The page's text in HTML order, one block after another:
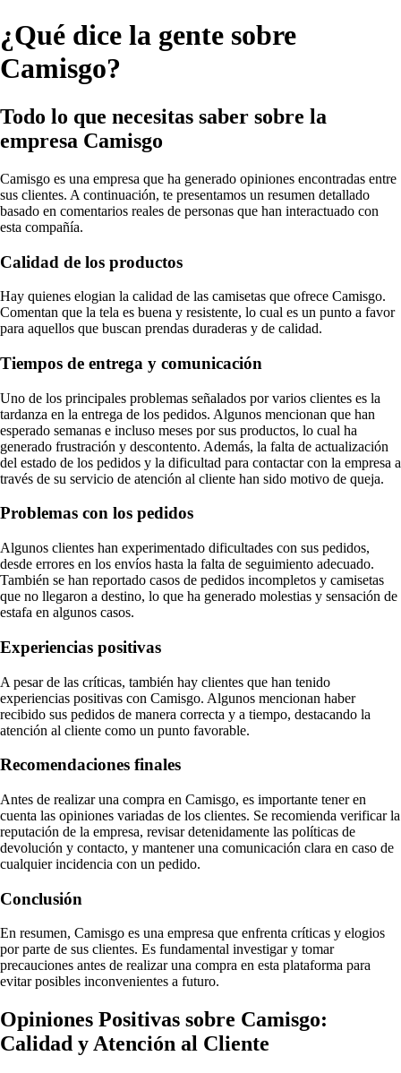
¿Qué dice la gente sobre
Camisgo?
Todo lo que necesitas saber sobre la
empresa Camisgo
Camisgo es una empresa que ha generado opiniones encontradas entre
sus clientes. A continuación, te presentamos un resumen detallado
basado en comentarios reales de personas que han interactuado con
esta compañía.
Calidad de los productos
Hay quienes elogian la calidad de las camisetas que ofrece Camisgo.
Comentan que la tela es buena y resistente, lo cual es un punto a favor
para aquellos que buscan prendas duraderas y de calidad.
Tiempos de entrega y comunicación
Uno de los principales problemas señalados por varios clientes es la
tardanza en la entrega de los pedidos. Algunos mencionan que han
esperado semanas e incluso meses por sus productos, lo cual ha
generado frustración y descontento. Además, la falta de actualización
del estado de los pedidos y la dificultad para contactar con la empresa a
través de su servicio de atención al cliente han sido motivo de queja.
Problemas con los pedidos
Algunos clientes han experimentado dificultades con sus pedidos,
desde errores en los envíos hasta la falta de seguimiento adecuado.
También se han reportado casos de pedidos incompletos y camisetas
que no llegaron a destino, lo que ha generado molestias y sensación de
estafa en algunos casos.
Experiencias positivas
A pesar de las críticas, también hay clientes que han tenido
experiencias positivas con Camisgo. Algunos mencionan haber
recibido sus pedidos de manera correcta y a tiempo, destacando la
atención al cliente como un punto favorable.
Recomendaciones finales
Antes de realizar una compra en Camisgo, es importante tener en
cuenta las opiniones variadas de los clientes. Se recomienda verificar la
reputación de la empresa, revisar detenidamente las políticas de
devolución y contacto, y mantener una comunicación clara en caso de
cualquier incidencia con un pedido.
Conclusión
En resumen, Camisgo es una empresa que enfrenta críticas y elogios
por parte de sus clientes. Es fundamental investigar y tomar
precauciones antes de realizar una compra en esta plataforma para
evitar posibles inconvenientes a futuro.
Opiniones Positivas sobre Camisgo:
Calidad y Atención al Cliente